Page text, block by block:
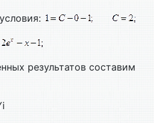
результатов составим